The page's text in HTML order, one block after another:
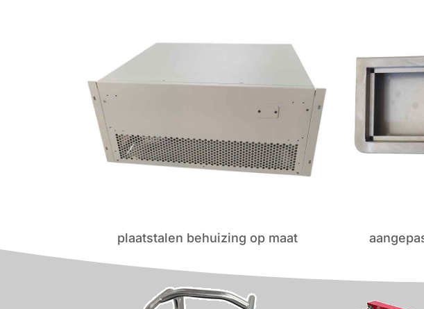
plaatstalen behuizing op maat